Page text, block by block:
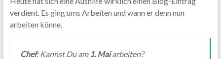
verdient. Es ging ums Arbeiten und wann er denn nun
arbeiten könne.
Chef: Kannst Du am 1. Maiarbeiten?